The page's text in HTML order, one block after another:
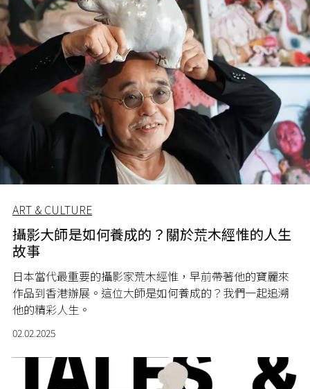
ART & CULTURE
攝影大師是如何養成的？關於荒木經惟的人生
故事
日本當代最重要的攝影家荒木經惟，早前帶著他的寶麗來
作品到香港辦展。這位大師是如何養成的？我們一起追溯
他的精彩人生。
02.02.2025